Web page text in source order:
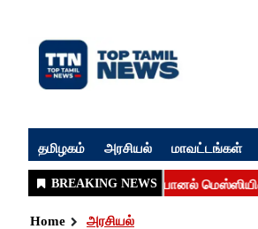
தமிழகம் அரசியல் மாவட்டங்கள்
Home அரசியல்